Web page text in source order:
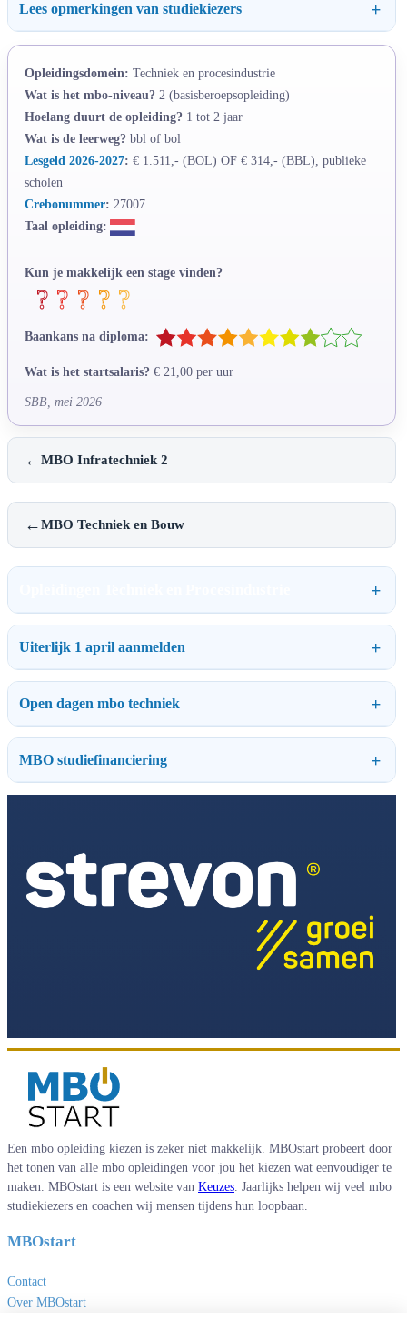
Lees opmerkingen van studiekiezers
Opleidingsdomein: Techniek en procesindustrie
Wat is het mbo-niveau? 2 (basisberoepsopleiding)
Hoelang duurt de opleiding? 1 tot 2 jaar
Wat is de leerweg? bbl of bol
Lesgeld 2026-2027: € 1.511,- (BOL) OF € 314,- (BBL), publieke
scholen
Crebonummer: 27007
Taal opleiding:
Kun je makkelijk een stage vinden?
Baankans na diploma:
Wat is het startsalaris? € 21,00 per uur
SBB, mei 2026
←MBO Infratechniek 2
←MBO Techniek en Bouw
Uiterlijk 1 april aanmelden
Open dagen mbo techniek
MBO studiefinanciering
Een mbo opleiding kiezen is zeker niet makkelijk. MBOstart probeert door
het tonen van alle mbo opleidingen voor jou het kiezen wat eenvoudiger te
maken. MBOstart is een website van Keuzes . Jaarlijks helpen wij veel mbo
studiekiezers en coachen wij mensen tijdens hun loopbaan.
MBOstart
Contact
Over MBOstart